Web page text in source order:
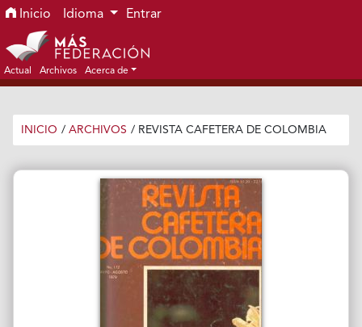
Ir al menú de navegación principal
Ir al contenido principal
Ir al pie de página del sitio
Inicio Idioma Entrar
Actual Archivos Acerca de
INICIO / ARCHIVOS / REVISTA CAFETERA DE COLOMBIA